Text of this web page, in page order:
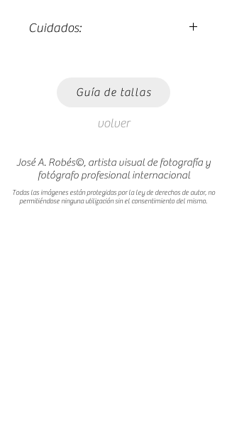
Cuidados:
Guía de tallas
volver
José A. Robés©, artista visual de fotografía y
fotógrafo profesional internacional
Todas las imágenes están protegidas por la ley de derechos de autor, no
permitiéndose ninguna utilización sin el consentimiento del mismo.